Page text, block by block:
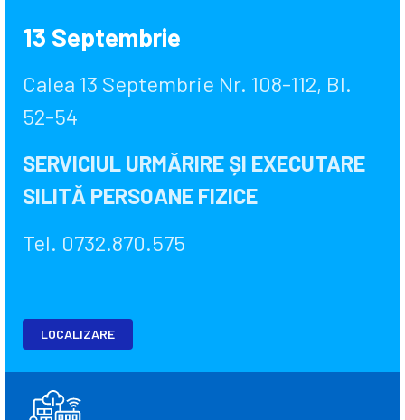
13 Septembrie
Calea 13 Septembrie Nr. 108-112, Bl.
52-54
SERVICIUL URMĂRIRE ȘI EXECUTARE
SILITĂ PERSOANE FIZICE
Tel. 0732.870.575
LOCALIZARE